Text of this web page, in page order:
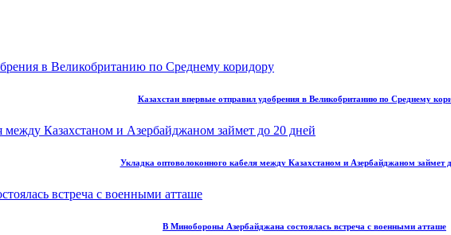
Казахстан впервые отправил удобрения в Великобританию по Среднему
Укладка оптоволоконного кабеля между Казахстаном и Азербайджаном займет
В Минобороны Азербайджана состоялась встреча с военными атташе